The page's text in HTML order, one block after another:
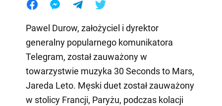
Pawel Durow, założyciel i dyrektor
generalny popularnego komunikatora
Telegram, został zauważony w
towarzystwie muzyka 30 Seconds to Mars,
Jareda Leto. Męski duet został zauważony
w stolicy Francji, Paryżu, podczas kolacji